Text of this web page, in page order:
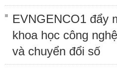
EVNGENCO1 đẩy
khoa học công
và chuyển đổi số